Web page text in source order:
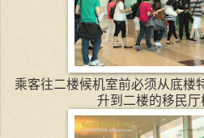
乘客往二楼候机室前必须从底楼
升到二楼的移民厅